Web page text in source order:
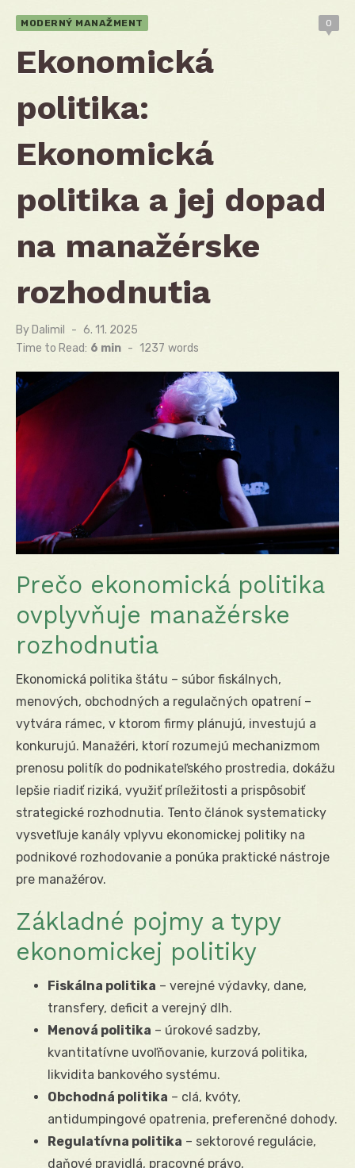
MODERNÝ MANAŽMENT 0
Ekonomická
politika:
Ekonomická
politika a jej dopad
na manažérske
rozhodnutia
By Dalimil
Posted
on
6. 11. 2025
Time to Read: 6 min - 1237 words
Prečo ekonomická politika
ovplyvňuje manažérske
rozhodnutia
Ekonomická politika štátu – súbor fiskálnych,
menových, obchodných a regulačných opatrení –
vytvára rámec, v ktorom firmy plánujú, investujú a
konkurujú. Manažéri, ktorí rozumejú mechanizmom
prenosu politík do podnikateľského prostredia, dokážu
lepšie riadiť riziká, využiť príležitosti a prispôsobiť
strategické rozhodnutia. Tento článok systematicky
vysvetľuje kanály vplyvu ekonomickej politiky na
podnikové rozhodovanie a ponúka praktické nástroje
pre manažérov.
Základné pojmy a typy
ekonomickej politiky
Fiskálna politika – verejné výdavky, dane,
transfery, deficit a verejný dlh.
Menová politika – úrokové sadzby,
kvantitatívne uvoľňovanie, kurzová politika,
likvidita bankového systému.
Obchodná politika – clá, kvóty,
antidumpingové opatrenia, preferenčné dohody.
Regulatívna politika – sektorové regulácie,
daňové pravidlá, pracovné právo,